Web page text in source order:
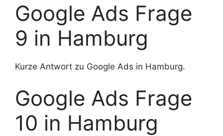
Google Ads Frage
9 in Hamburg
Kurze Antwort zu Google Ads in Hamburg.
Google Ads Frage
10 in Hamburg